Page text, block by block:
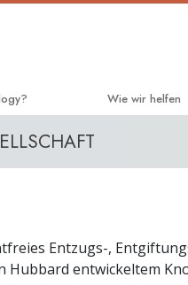
Praxis
Scientologen kennen
Wie wir helfen
Narconon
Entzugs-,
Hubbard entwickeltem